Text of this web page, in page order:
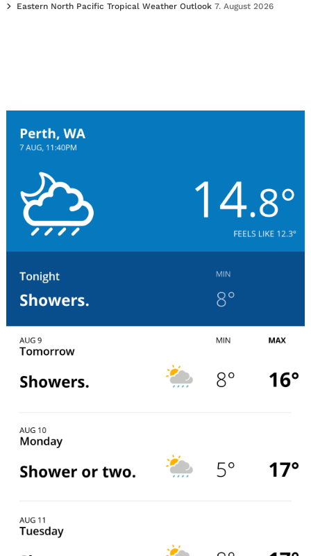
Eastern North Pacific Tropical Weather Outlook 7. August 2026